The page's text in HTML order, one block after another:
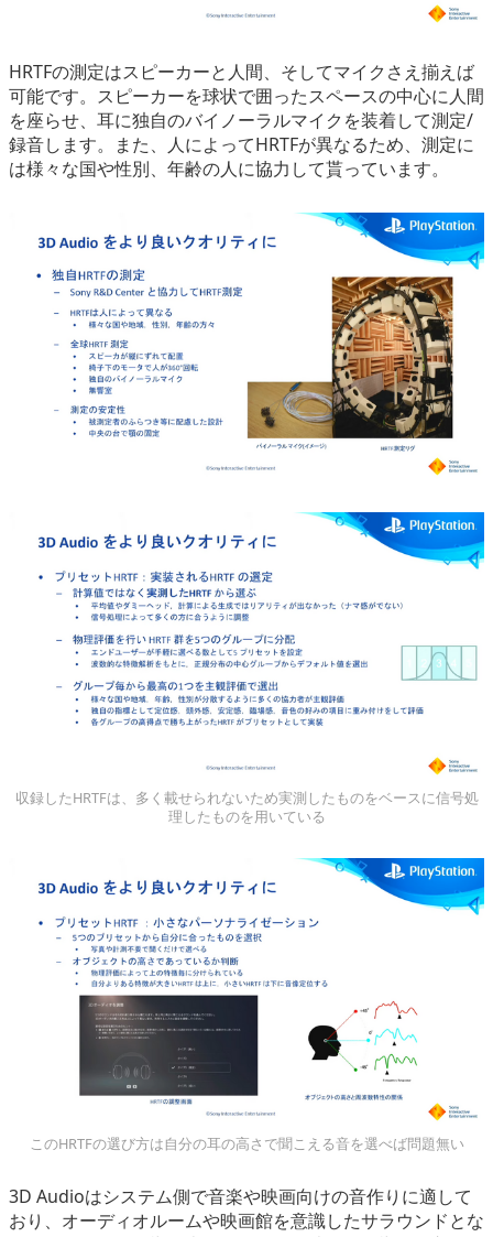
HRTFの測定はスピーカーと人間、そしてマイクさえ揃えば
可能です。スピーカーを球状で囲ったスペースの中心に人間
を座らせ、耳に独自のバイノーラルマイクを装着して測定/
録音します。また、人によってHRTFが異なるため、測定に
は様々な国や性別、年齢の人に協力して貰っています。
収録したHRTFは、多く載せられないため実測したものをベースに信号処
理したものを用いている
このHRTFの選び方は自分の耳の高さで聞こえる音を選べば問題無い
3D Audioはシステム側で音楽や映画向けの音作りに適して
おり、オーディオルームや映画館を意識したサラウンドとな